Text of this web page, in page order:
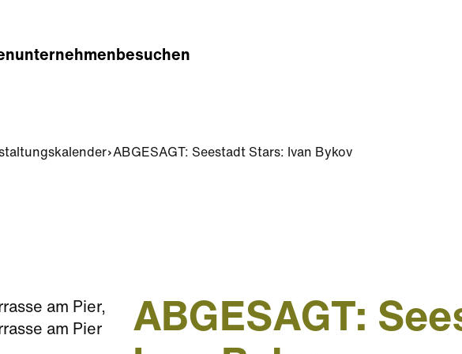
unternehmenbesuchen
ABGESAGT: Seestadt Stars: Ivan Bykov
am Pier,
am Pier
ABGESAGT: